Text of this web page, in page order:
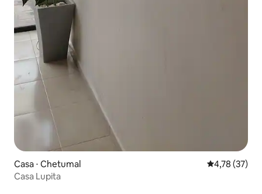
Casa ⋅ Chetumal 4,78 de uma
4,78 (37)
Casa Lupita